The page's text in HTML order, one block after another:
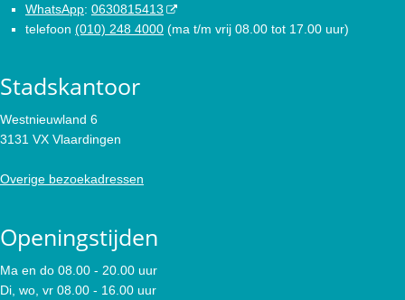
WhatsApp: 0630815413
telefoon (010) 248 4000 (ma t/m vrij 08.00 tot 17.00 uur)
Stadskantoor
Westnieuwland 6
3131 VX Vlaardingen
Overige bezoekadressen
Openingstijden
Ma en do 08.00 - 20.00 uur
Di, wo, vr 08.00 - 16.00 uur